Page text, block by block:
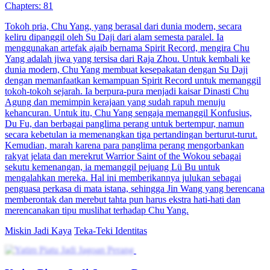
Chapters: 81
Tokoh pria, Chu Yang, yang berasal dari dunia modern, secara
keliru dipanggil oleh Su Daji dari alam semesta paralel. Ia
menggunakan artefak ajaib bernama Spirit Record, mengira Chu
Yang adalah jiwa yang tersisa dari Raja Zhou. Untuk kembali ke
dunia modern, Chu Yang membuat kesepakatan dengan Su Daji
dengan memanfaatkan kemampuan Spirit Record untuk memanggil
tokoh-tokoh sejarah. Ia berpura-pura menjadi kaisar Dinasti Chu
Agung dan memimpin kerajaan yang sudah rapuh menuju
kehancuran. Untuk itu, Chu Yang sengaja memanggil Konfusius,
Du Fu, dan berbagai panglima perang untuk bertempur, namun
secara kebetulan ia memenangkan tiga pertandingan berturut-turut.
Kemudian, marah karena para panglima perang mengorbankan
rakyat jelata dan merekrut Warrior Saint of the Wokou sebagai
sekutu kemenangan, ia memanggil pejuang Lü Bu untuk
mengalahkan mereka. Hal ini memberikannya julukan sebagai
penguasa perkasa di mata istana, sehingga Jin Wang yang berencana
memberontak dan merebut tahta pun harus ekstra hati-hati dan
merencanakan tipu muslihat terhadap Chu Yang.
Miskin Jadi Kaya Teka-Teki Identitas